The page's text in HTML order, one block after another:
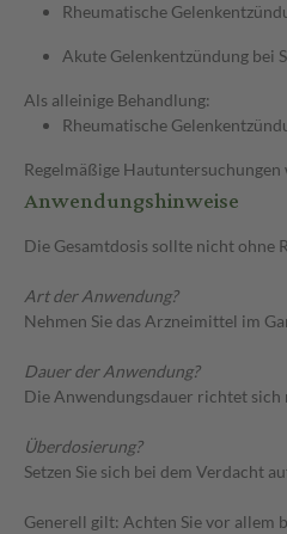
Rheumatische
Akute Gelenkentzündung bei
Als alleinige Behandlung:
Rheumatische
Regelmäßige
Anwendungshinweise
Die Gesamtdosis sollte nicht
Art der Anwendung?
Nehmen Sie das Arzneimittel im
Dauer der Anwendung?
Die Anwendungsdauer richtet
Überdosierung?
Setzen Sie sich bei dem Verdacht
Generell gilt: Achten Sie vor allem